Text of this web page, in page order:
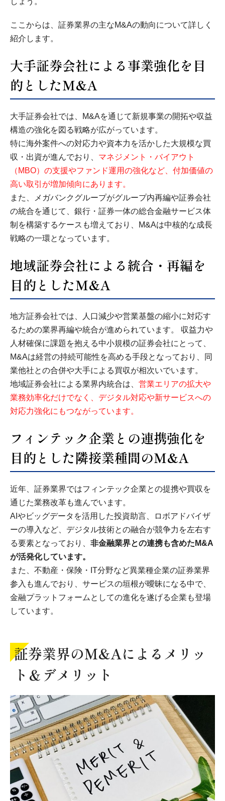
ここからは、証券業界の主なM&Aの動向について詳しく
紹介します。
大手証券会社による事業強化を目
的としたM&A
大手証券会社では、M&Aを通じて新規事業の開拓や収益
構造の強化を図る戦略が広がっています。
特に海外案件への対応力や資本力を活かした大規模な買
収・出資が進んでおり、 マネジメント・バイアウト
（MBO）の支援やファンド運用の強化など、付加価値の
高い取引が増加傾向にあります。
また、メガバンクグループがグループ内再編や証券会社
の統合を通じて、銀行・証券一体の総合金融サービス体
制を構築するケースも増えており、M&Aは中核的な成長
戦略の一環となっています。
地域証券会社による統合・再編を
目的としたM&A
地方証券会社では、人口減少や営業基盤の縮小に対応す
るための業界再編や統合が進められています。 収益力や
人材確保に課題を抱える中小規模の証券会社にとって、
M&Aは経営の持続可能性を高める手段となっており、同
業他社との合併や大手による買収が相次いでいます。
地域証券会社による業界内統合は、 営業エリアの拡大や
業務効率化だけでなく、デジタル対応や新サービスへの
対応力強化にもつながっています。
フィンテック企業との連携強化を
目的とした隣接業種間のM&A
近年、証券業界ではフィンテック企業との提携や買収を
通じた業務改革も進んでいます。
AIやビッグデータを活用した投資助言、ロボアドバイザ
ーの導入など、デジタル技術との融合が競争力を左右す
る要素となっており、 非金融業界との連携も含めたM&A
が活発化しています。
また、不動産・保険・IT分野など異業種企業の証券業界
参入も進んでおり、サービスの垣根が曖昧になる中で、
金融プラットフォームとしての進化を遂げる企業も登場
しています。
証券業界のM&Aによるメリッ
ト＆デメリット